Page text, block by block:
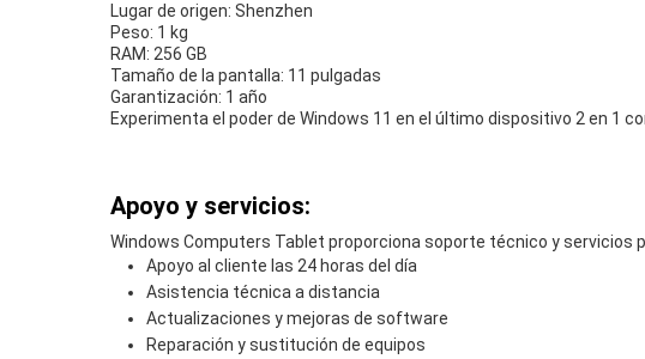
Lugar de origen: Shenzhen
Peso: 1 kg
RAM: 256 GB
Tamaño de la pantalla: 11 pulgadas
Garantización: 1 año
Experimenta el poder de Windows 11 en el último dispositivo 2 en 1
Apoyo y servicios:
Windows Computers Tablet proporciona soporte técnico y servicios
Apoyo al cliente las 24 horas del día
Asistencia técnica a distancia
Actualizaciones y mejoras de software
Reparación y sustitución de equipos